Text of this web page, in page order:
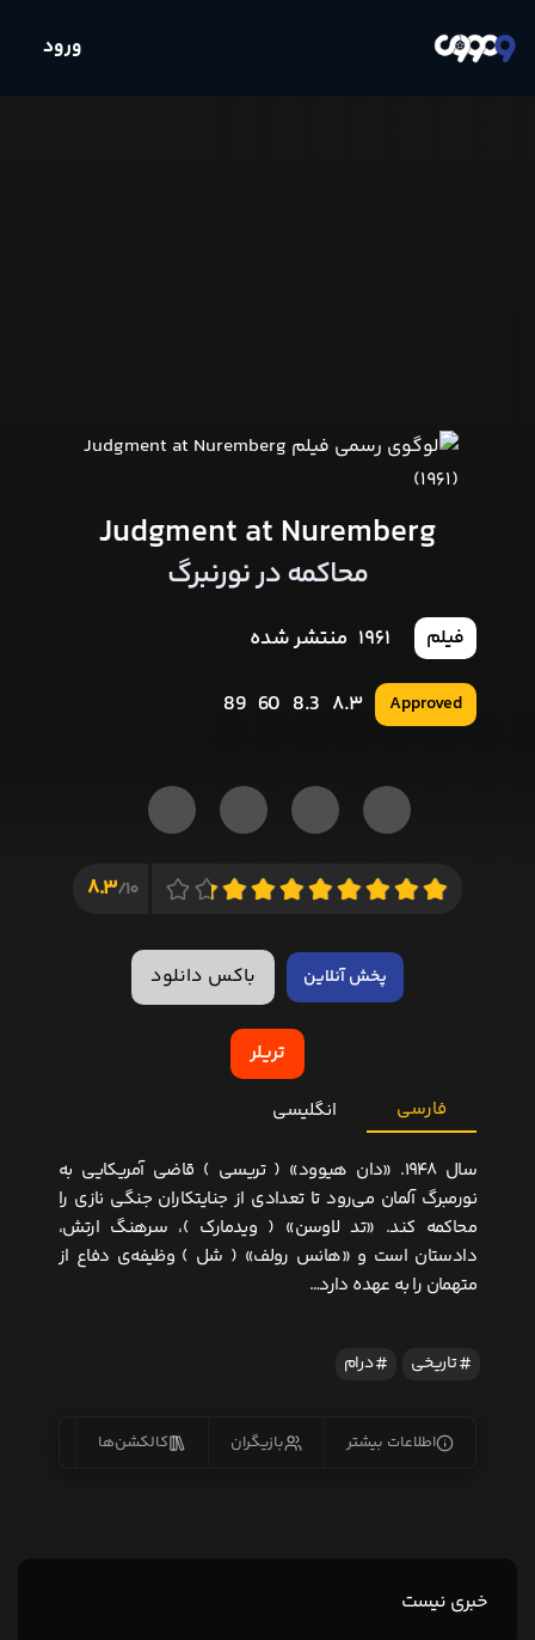
ورود
Judgment at Nuremberg
محاکمه در نورنبرگ
فیلم 1961 منتشر شده
Approved
8.3
8.3
60
89
10/
8.3
پخش آنلاین باکس دانلود
تریلر
فارسی انگلیسی
سال ۱۹۴۸. «دان هیوود» ( تریسى ) قاضى آمریکایى به
نورمبرگ آلمان مى‏‌رود تا تعدادى از جنایتکاران جنگى نازى را
محاکمه کند. «تد لاوسن» ( ویدمارک )، سرهنگ ارتش،
دادستان است و «هانس رولف» ( شل ) وظیفه‌‏ى دفاع از
متهمان را به عهده دارد…
تاریخی درام
اطلاعات بیشتر بازیگران کالکشن‌ها
خبری نیست